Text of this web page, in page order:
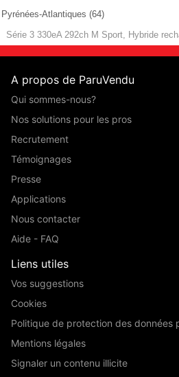
Pyrénées-Atlantiques (64)
Série 3 330eA 292ch M Sport, Hybride
A propos de ParuVendu
Qui sommes-nous?
Nos solutions pour les pros
Recrutement
Témoignages
Presse
Applications
Nous contacter
Aide - FAQ
Liens utiles
Vos suggestions
Cookies
Politique de protection des données
Mentions légales
Signaler un contenu illicite